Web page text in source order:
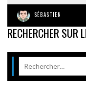
SÉBASTIEN
RECHERCHER SUR